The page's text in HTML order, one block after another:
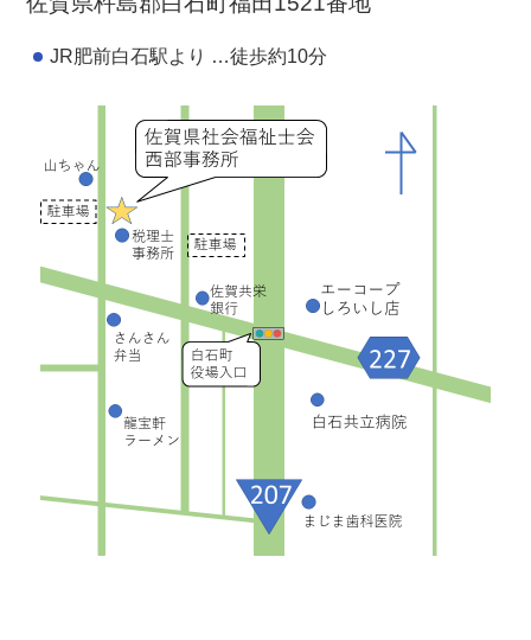
JR肥前白石駅より …徒歩約10分